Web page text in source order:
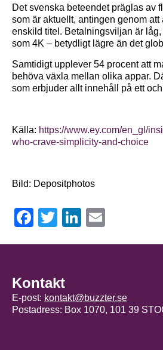
Det svenska beteendet präglas av
som är aktuellt, antingen genom
enskild titel. Betalningsviljan är
som 4K – betydligt lägre än det
Samtidigt upplever 54 procent att
behöva växla mellan olika appar.
som erbjuder allt innehåll på ett
Källa: https://www.ey.com/en_gl/
who-crave-simplicity-and-choice
Bild: Depositphotos
Facebook
Twitter LinkedIn
Kontakt
E-post: kontakt@buzzter.se
Postadress: Box 1070, 101 39